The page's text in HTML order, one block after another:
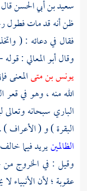
سعيد بن أبي الحسن
ظن أنه قد مات فطول
فقال في دعائه : (
وقالأبو المعالي:
يونس بن متىالمعنى
الله منه ، وهو في
الباري سبحانه
البقرة ) و ( الأعراف ) .
الظالمينيريد فيما
وقيل : في الخروج من
عقوبة ؛ لأن الأنبياء